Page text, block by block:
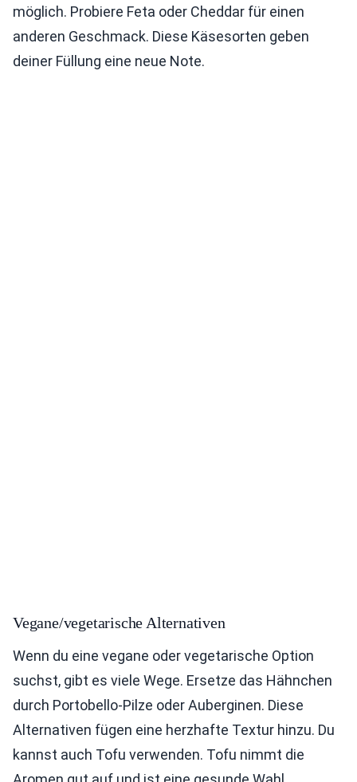
möglich. Probiere Feta oder Cheddar für einen
anderen Geschmack. Diese Käsesorten geben
deiner Füllung eine neue Note.
Vegane/vegetarische Alternativen
Wenn du eine vegane oder vegetarische Option
suchst, gibt es viele Wege. Ersetze das Hähnchen
durch Portobello-Pilze oder Auberginen. Diese
Alternativen fügen eine herzhafte Textur hinzu. Du
kannst auch Tofu verwenden. Tofu nimmt die